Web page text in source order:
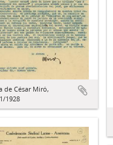
de César Miró,
1928